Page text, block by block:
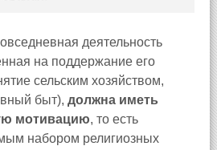
деятельность
на поддержание его
сельским хозяйством,
быт), должна иметь
мотивацию, то есть
набором религиозных